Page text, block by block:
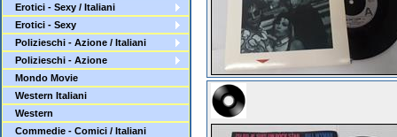
Erotici - Sexy / Italiani
Erotici - Sexy
Polizieschi - Azione / Italiani
Polizieschi - Azione
Mondo Movie
Western Italiani
Western
Commedie - Comici / Italiani